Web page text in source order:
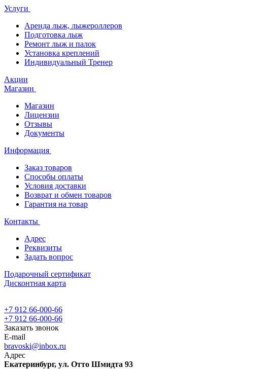
Услуги
Аренда лыж, лыжероллеров
Подготовка лыж
Ремонт лыж и палок
Установка креплений
Индивидуальный Тренер
Акции
Магазин
Магазин
Лицензии
Отзывы
Документы
Информация
Заказ товаров
Способы оплаты
Условия доставки
Возврат и обмен товаров
Гарантия на товар
Контакты
Адрес
Реквизиты
Задать вопрос
Подарочный сертификат
Дисконтная карта
+7 912 66-000-66
+7 912 66-000-66
Заказать звонок
E-mail
bravoski@inbox.ru
Адрес
Екатеринбург, ул. Отто Шмидта 93